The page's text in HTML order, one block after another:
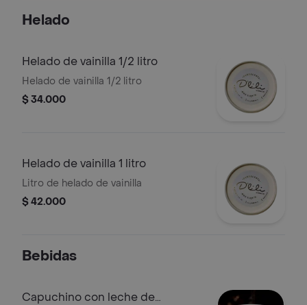
Helado
Helado de vainilla 1/2 litro
Helado de vainilla 1/2 litro
$ 34.000
Helado de vainilla 1 litro
Litro de helado de vainilla
$ 42.000
Bebidas
Capuchino con leche de